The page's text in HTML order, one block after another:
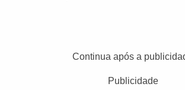
Continua após a
Publicidade